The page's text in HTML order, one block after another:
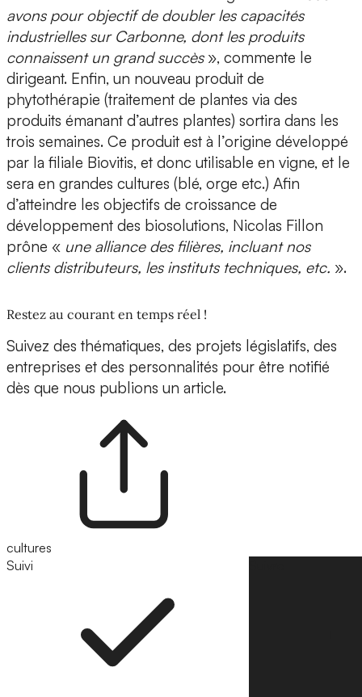
avons pour objectif de doubler les capacités
industrielles sur Carbonne, dont les produits
connaissent un grand succès», commente le
dirigeant. Enfin, un nouveau produit de
phytothérapie (traitement de plantes via des
produits émanant d’autres plantes) sortira dans les
trois semaines. Ce produit est à l’origine développé
par la filiale Biovitis, et donc utilisable en vigne, et le
sera en grandes cultures (blé, orge etc.) Afin
d’atteindre les objectifs de croissance de
développement des biosolutions, Nicolas Fillon
prône « une alliance des filières, incluant nos
clients distributeurs, les instituts techniques, etc. ».
Restez au courant en temps réel !
Suivez des thématiques, des projets législatifs, des
entreprises et des personnalités pour être notifié
dès que nous publions un article.
cultures
Suivi